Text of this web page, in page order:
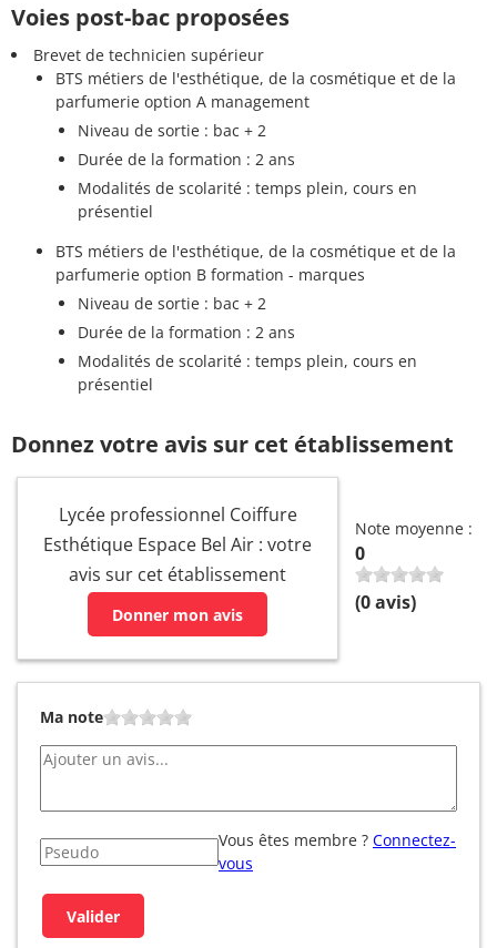
Voies post-bac proposées
Brevet de technicien supérieur
BTS métiers de l'esthétique, de la cosmétique et de la
parfumerie option A management
Niveau de sortie : bac + 2
Durée de la formation : 2 ans
Modalités de scolarité : temps plein, cours en
présentiel
BTS métiers de l'esthétique, de la cosmétique et de la
parfumerie option B formation - marques
Niveau de sortie : bac + 2
Durée de la formation : 2 ans
Modalités de scolarité : temps plein, cours en
présentiel
Donnez votre avis sur cet établissement
Lycée professionnel Coiffure
Esthétique Espace Bel Air : votre
avis sur cet établissement
Donner mon avis
Note moyenne :
0
(0avis)
Ma note
Vous êtes membre ? Connectez-
vous